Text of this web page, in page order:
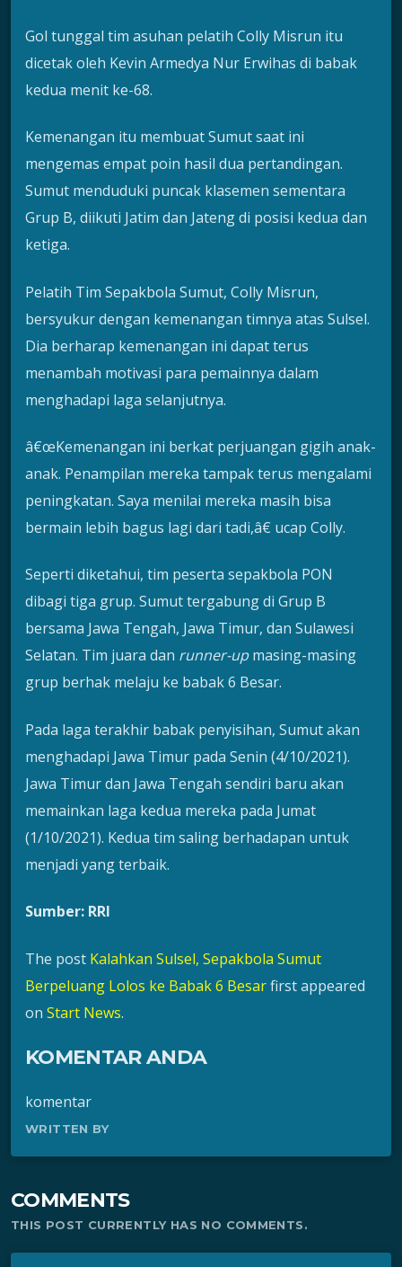
Gol tunggal tim asuhan pelatih Colly Misrun itu
dicetak oleh Kevin Armedya Nur Erwihas di babak
kedua menit ke-68.
Kemenangan itu membuat Sumut saat ini
mengemas empat poin hasil dua pertandingan.
Sumut menduduki puncak klasemen sementara
Grup B, diikuti Jatim dan Jateng di posisi kedua dan
ketiga.
Pelatih Tim Sepakbola Sumut, Colly Misrun,
bersyukur dengan kemenangan timnya atas Sulsel.
Dia berharap kemenangan ini dapat terus
menambah motivasi para pemainnya dalam
menghadapi laga selanjutnya.
â€œKemenangan ini berkat perjuangan gigih anak-
anak. Penampilan mereka tampak terus mengalami
peningkatan. Saya menilai mereka masih bisa
bermain lebih bagus lagi dari tadi,â€ ucap Colly.
Seperti diketahui, tim peserta sepakbola PON
dibagi tiga grup. Sumut tergabung di Grup B
bersama Jawa Tengah, Jawa Timur, dan Sulawesi
Selatan. Tim juara dan runner-upmasing-masing
grup berhak melaju ke babak 6 Besar.
Pada laga terakhir babak penyisihan, Sumut akan
menghadapi Jawa Timur pada Senin (4/10/2021).
Jawa Timur dan Jawa Tengah sendiri baru akan
memainkan laga kedua mereka pada Jumat
(1/10/2021). Kedua tim saling berhadapan untuk
menjadi yang terbaik.
Sumber: RRI
The post Kalahkan Sulsel, Sepakbola Sumut
Berpeluang Lolos ke Babak 6 Besarfirst appeared
on Start News.
KOMENTAR ANDA
komentar
WRITTEN BY
COMMENTS
THIS POST CURRENTLY HAS NO COMMENTS.